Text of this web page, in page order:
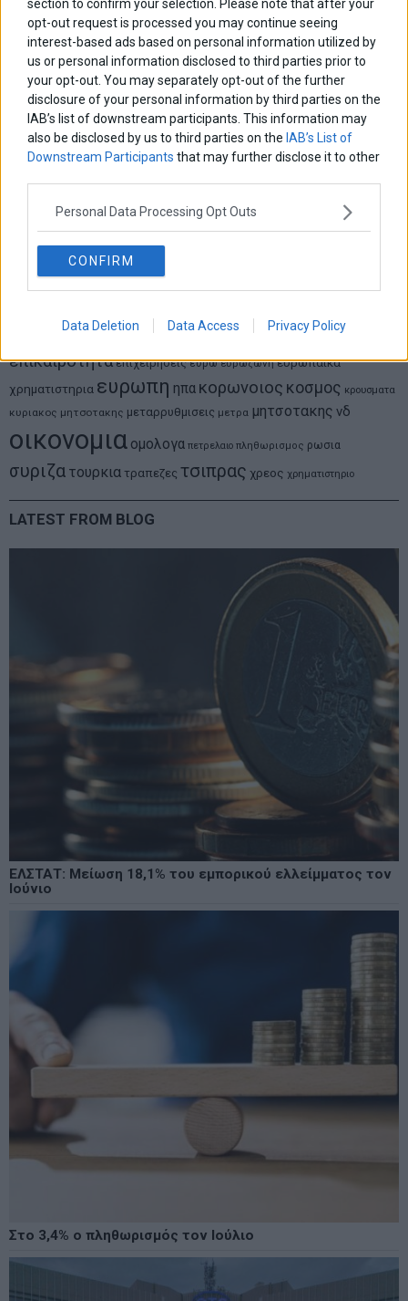
section to confirm your selection. Please note that after your
opt-out request is processed you may continue seeing
interest-based ads based on personal information utilized by
us or personal information disclosed to third parties prior to
your opt-out. You may separately opt-out of the further
disclosure of your personal information by third parties on the
IAB’s list of downstream participants. This information may
also be disclosed by us to third parties on the IAB’s List of
Downstream Participants that may further disclose it to other
Personal Data Processing Opt Outs
CONFIRM
Data Deletion Data Access Privacy Policy
ψάχνει τον επόμενο Μεσσία
Νικόλαος Φουρτζής
MIT Sloan: Οι AI-driven επιχειρήσεις διαμορφώνουν το νέο
μοντέλο επιχειρηματικότητας
Θανάσης Κρητικός
Στις 11/12 το πρώτο ευρωπαϊκό ντέρμπι «αιωνίων»
ΕΤΙΚΕΤΕΣ
marketnews
εκλογες ελλαδα εμπορευματα
επικαιροτητα επιχειρησεις ευρω ευρωζωνη ευρωπαικα
χρηματιστηρια ευρωπη ηπα κορωνοιος κοσμος κρουσματα
κυριακος μητσοτακης μεταρρυθμισεις μετρα μητσοτακης νδ
οικονομια ομολογα πετρελαιο πληθωρισμος ρωσια
συριζα τουρκια τραπεζες τσιπρας χρεος χρηματιστηριο
LATEST FROM BLOG
ΕΛΣΤΑΤ: Μείωση 18,1% του εμπορικού ελλείμματος τον
Ιούνιο
Στο 3,4% ο πληθωρισμός τον Ιούλιο